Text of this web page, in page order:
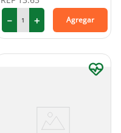
＋
－ Agregar